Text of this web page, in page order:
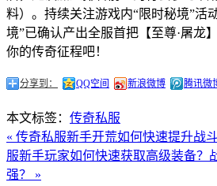
料）。持续关注游戏内“限时秘境”活
境”已确认产出全服首把【至尊·屠龙
你的传奇征程吧！
分享到： QQ空间 新浪微博 腾讯微
本文标签： 传奇私服
« 传奇私服新手开荒如何快速提升战
服新手玩家如何快速获取高级装备？
强？ »